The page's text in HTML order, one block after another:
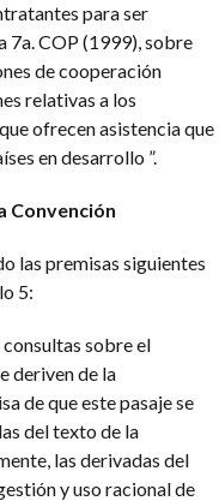
para ser
7a. COP (1999), sobre
de cooperación
relativas a los
ofrecen asistencia que
en desarrollo ”.
Convención
las premisas siguientes
5:
sobre el
deriven de la
de que este pasaje se
del texto de la
las derivadas del
y uso racional de